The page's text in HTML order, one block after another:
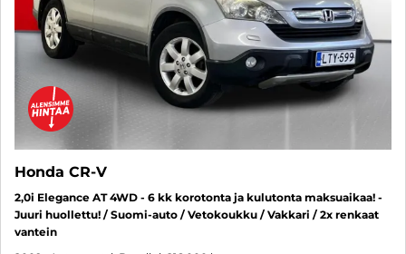
Honda CR-V
2,0i Elegance AT 4WD - 6 kk korotonta ja kulutonta maksuaikaa! -
Juuri huollettu! / Suomi-auto / Vetokoukku / Vakkari / 2x renkaat
vantein